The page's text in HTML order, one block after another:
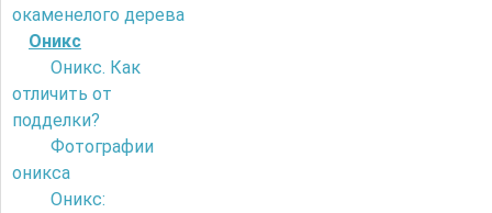
окаменелого дерева
Оникс
Оникс. Как
отличить от
подделки?
Фотографии
оникса
Оникс: